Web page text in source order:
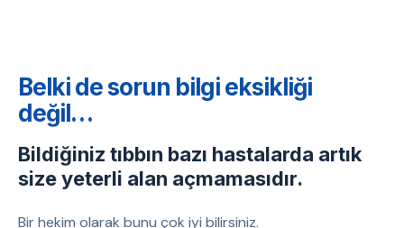
Belki de sorun bilgi eksikliği
değil…
Bildiğiniz tıbbın bazı hastalarda artık
size yeterli alan açmamasıdır.
Bir hekim olarak bunu çok iyi bilirsiniz.